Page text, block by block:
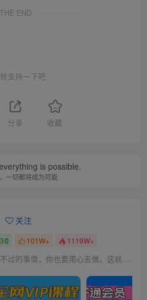
THE END
支持一下吧
分享 收藏
is possible.
一切都将成为可能
关注
0 101W+ 1119W+
即便是再微小不过的事情，你也要用心去做。这就是成功的秘密